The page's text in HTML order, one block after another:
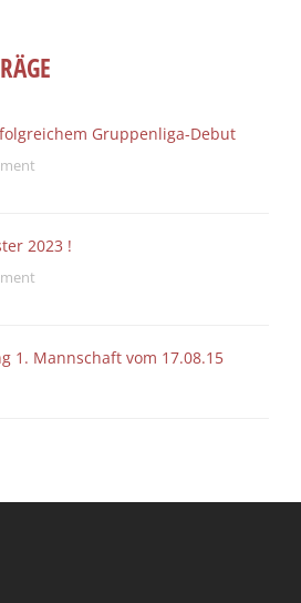
Gruppenliga-Debut
2023 !
1. Mannschaft vom 17.08.15